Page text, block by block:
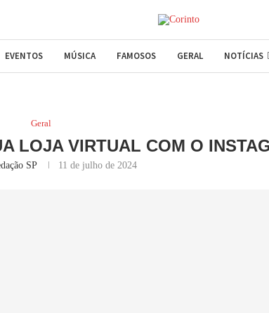
EVENTOS MÚSICA FAMOSOS GERAL NOTÍCIAS
Geral
LOJA VIRTUAL COM O
SP 11 de julho de 2024